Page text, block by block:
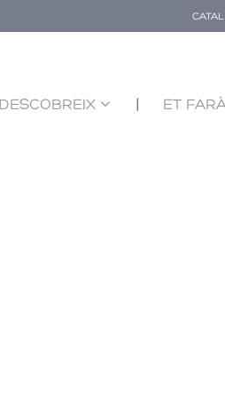
DESCOBREIX ET